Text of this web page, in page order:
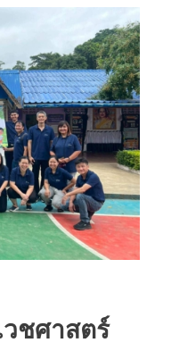
ชศาสตร์